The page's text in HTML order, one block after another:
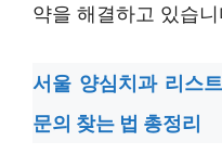
약을 해결하고 있습
서울 양심치과 리스
문의 찾는 법 총정리